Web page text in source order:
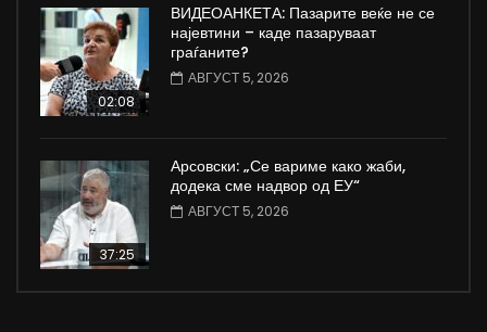
02:08
ВИДЕОАНКЕТА: Пазарите веќе не се
најевтини – каде пазаруваат
граѓаните?
АВГУСТ 5, 2026
37:25
Арсовски: „Се вариме како жаби,
додека сме надвор од ЕУ“
АВГУСТ 5, 2026